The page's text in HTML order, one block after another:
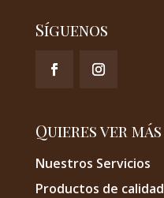
Síguenos
Quieres ver más
Nuestros Servicios
Productos de calidad